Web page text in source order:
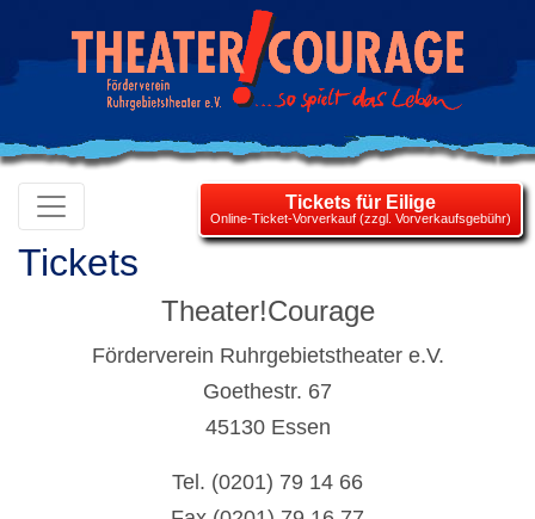
Tickets für Eilige
Online-Ticket-Vorverkauf (zzgl. Vorverkaufsgebühr)
Tickets
Theater!Courage
Förderverein Ruhrgebietstheater e.V.
Goethestr. 67
45130 Essen
Tel. (0201) 79 14 66